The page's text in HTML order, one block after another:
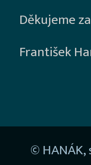
Děkujeme
František
©